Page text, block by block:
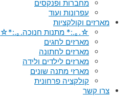
מחברות ופנקסים
עפרונות ועוד
מארזים וקולקציות
☆.｡.:* מתנות חנוכה.｡.:*☆
מארזים לחגים
מארזים לחתונה
מארזים לילדים ולידה
מארזי מתנה שונים
קולקציה פרחונית
צרו קשר